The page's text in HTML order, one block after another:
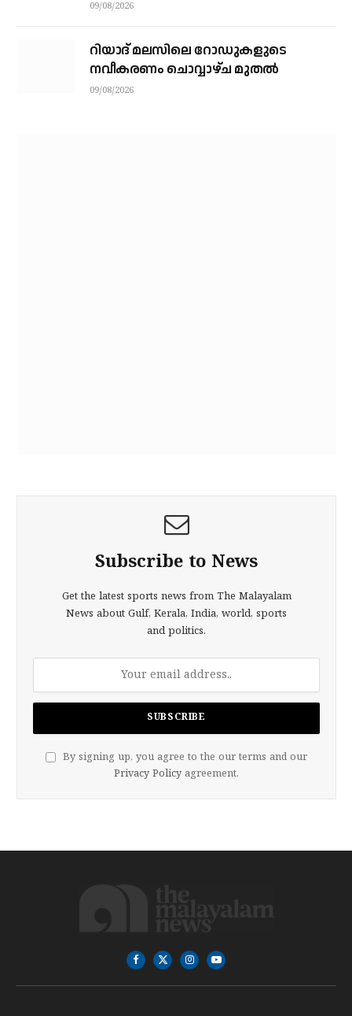
09/08/2026
റിയാദ് മലസിലെ റോഡുകളുടെ
നവീകരണം ചൊവ്വാഴ്ച മുതല്‍
09/08/2026
Subscribe to News
Get the latest sports news from The Malayalam
News about Gulf, Kerala, India, world, sports
and politics.
By signing up, you agree to the our terms and our
Privacy Policy agreement.
Facebook
X
(Twitter)
InstagramYouTube